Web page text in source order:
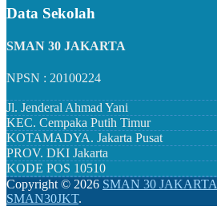
Data Sekolah
SMAN 30 JAKARTA
NPSN : 20100224
Jl. Jenderal Ahmad Yani
KEC. Cempaka Putih Timur
KOTAMADYA. Jakarta Pusat
PROV. DKI Jakarta
KODE POS 10510
Copyright © 2026 SMAN 30 JAKARTA
SMAN30JKT.